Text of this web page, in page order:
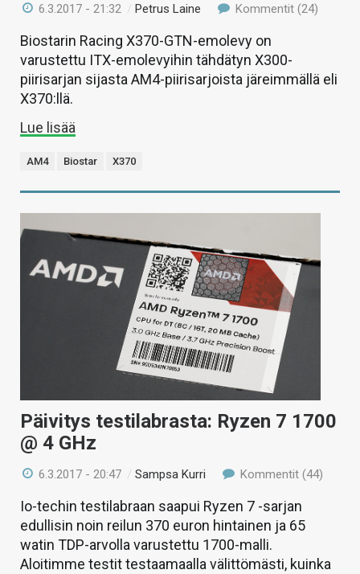
6.3.2017 - 21:32 /Petrus Laine Kommentit (24)
Biostarin Racing X370-GTN-emolevy on
varustettu ITX-emolevyihin tähdätyn X300-
piirisarjan sijasta AM4-piirisarjoista järeimmällä eli
X370:llä.
Lue lisää
AM4 Biostar X370
Päivitys testilabrasta: Ryzen 7 1700
@ 4 GHz
6.3.2017 - 20:47 /Sampsa Kurri Kommentit (44)
Io-techin testilabraan saapui Ryzen 7 -sarjan
edullisin noin reilun 370 euron hintainen ja 65
watin TDP-arvolla varustettu 1700-malli.
Aloitimme testit testaamaalla välittömästi, kuinka